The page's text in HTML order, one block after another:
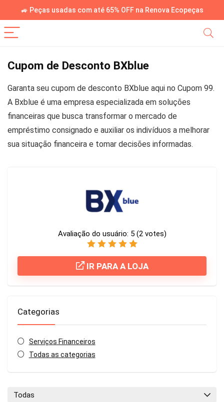
🚙 Peças usadas com até 65% OFF na Renova Ecopeças
Cupom de Desconto BXblue
Garanta seu cupom de desconto BXblue aqui no Cupom 99.
A Bxblue é uma empresa especializada em soluções
financeiras que busca transformar o mercado de
empréstimo consignado e auxiliar os indivíduos a melhorar
sua situação financeira e tomar decisões informadas.
Avaliação do usuário: 5 (2votes)
IR PARA A LOJA
Categorias
Serviços Financeiros
Todas as categorias
Todas